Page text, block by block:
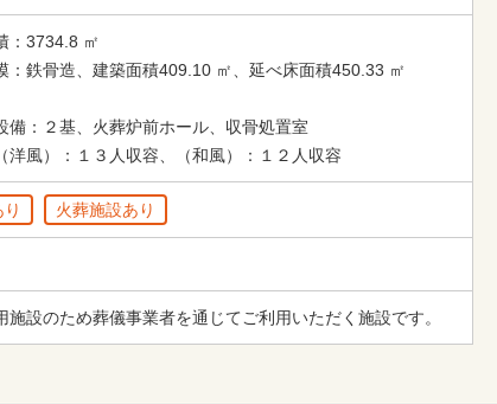
：3734.8 ㎡
：鉄骨造、建築面積409.10 ㎡、延べ床面積450.33 ㎡
備：２基、火葬炉前ホール、収骨処置室
洋風）：１３人収容、（和風）：１２人収容
火葬施設あり
施設のため葬儀事業者を通じてご利用いただく施設です。